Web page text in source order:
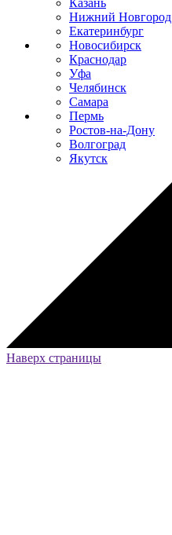
Нижний Новгород
Екатеринбург
Новосибирск
Краснодар
Уфа
Челябинск
Самара
Пермь
Ростов-на-Дону
Волгоград
Якутск
Наверх страницы